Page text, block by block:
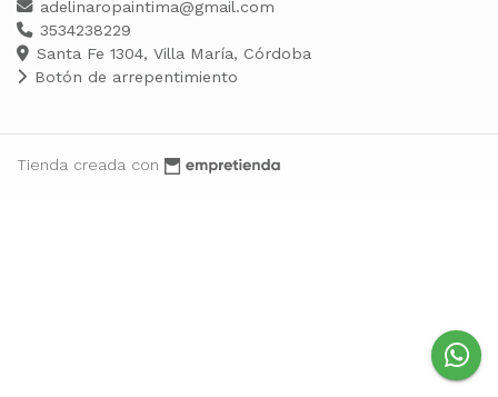
adelinaropaintima@gmail.com
3534238229
Santa Fe 1304, Villa María, Córdoba
Botón de arrepentimiento
Tienda creada con